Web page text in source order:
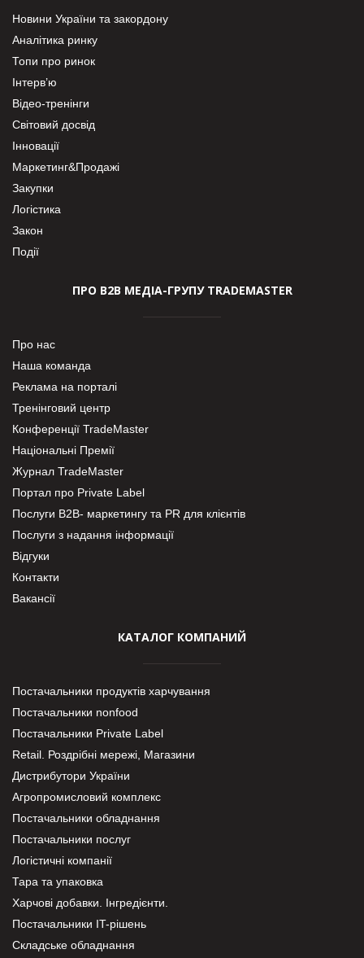
Новини України та закордону
Аналітика ринку
Топи про ринок
Інтерв’ю
Відео-тренінги
Світовий досвід
Інновації
Маркетинг&Продажі
Закупки
Логістика
Закон
Події
ПРО В2В МЕДІА-ГРУПУ TRADEMASTER
Про нас
Наша команда
Реклама на порталі
Тренінговий центр
Конференції TradeMaster
Національні Премії
Журнал TradeMaster
Портал про Private Label
Послуги В2В- маркетингу та PR для клієнтів
Послуги з надання інформації
Відгуки
Контакти
Вакансії
КАТАЛОГ КОМПАНИЙ
Постачальники продуктів харчування
Постачальники nonfood
Постачальники Private Label
Retail. Роздрібні мережі, Магазини
Дистрибутори України
Агропромисловий комплекс
Постачальники обладнання
Постачальники послуг
Логістичні компанії
Тара та упаковка
Харчові добавки. Інгредієнти.
Постачальники IT-рішень
Складське обладнання